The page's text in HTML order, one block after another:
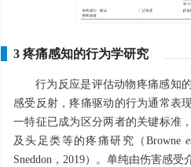
3 疼痛感知的行为学研究
行为反应是评估动物疼痛感知
感受反射，疼痛驱动的行为通常表
一特征已成为区分两者的关键标准
及头足类等的疼痛研究（Browne
Sneddon，2019）。单纯由伤害感